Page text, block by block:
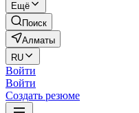
Ещё
Поиск
Алматы
RU
Войти
Войти
Создать резюме